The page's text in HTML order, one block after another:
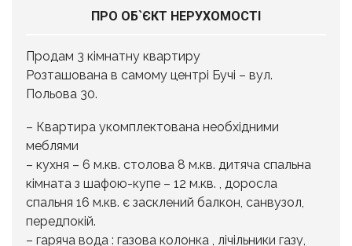
ПРО ОБ`ЄКТ НЕРУХОМОСТІ
Продам 3 кімнатну квартиру
Розташована в самому центрі Бучі – вул.
Польова 30.
– Квартира укомплектована необхідними
меблями
– кухня – 6 м.кв. столова 8 м.кв. дитяча спальна
кімната з шафою-купе – 12 м.кв. , доросла
спальня 16 м.кв. є засклений балкон, санвузол,
передпокій.
– гаряча вода : газова колонка , лічільники газу,